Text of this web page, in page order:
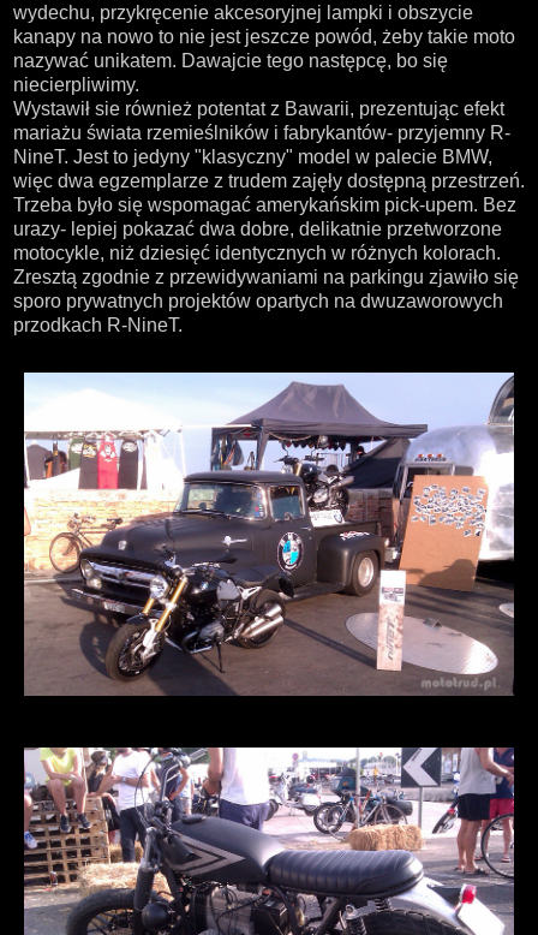
wydechu, przykręcenie akcesoryjnej lampki i obszycie
kanapy na nowo to nie jest jeszcze powód, żeby takie moto
nazywać unikatem. Dawajcie tego następcę, bo się
niecierpliwimy.
Wystawił sie również potentat z Bawarii, prezentując efekt
mariażu świata rzemieślników i fabrykantów- przyjemny R-
NineT. Jest to jedyny "klasyczny" model w palecie BMW,
więc dwa egzemplarze z trudem zajęły dostępną przestrzeń.
Trzeba było się wspomagać amerykańskim pick-upem. Bez
urazy- lepiej pokazać dwa dobre, delikatnie przetworzone
motocykle, niż dziesięć identycznych w różnych kolorach.
Zresztą zgodnie z przewidywaniami na parkingu zjawiło się
sporo prywatnych projektów opartych na dwuzaworowych
przodkach R-NineT.